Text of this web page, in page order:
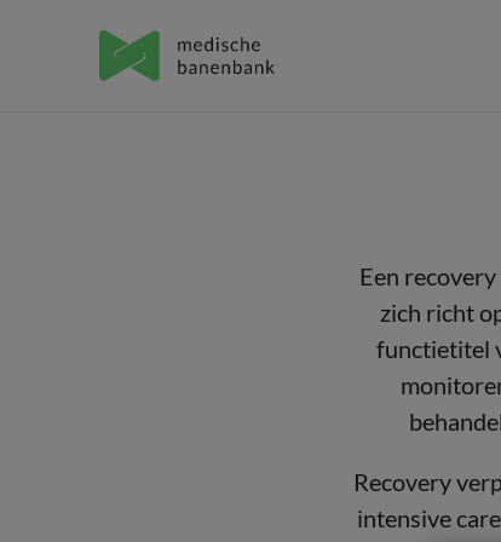
Een
zich richt
functietitel
Recovery
intensive